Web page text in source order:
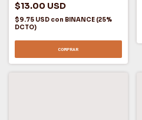
$13.00 USD
$9.75 USD con BINANCE (25%
DCTO)
COMPRAR